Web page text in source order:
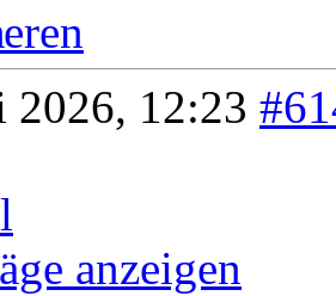
2026, 12:23
anzeigen